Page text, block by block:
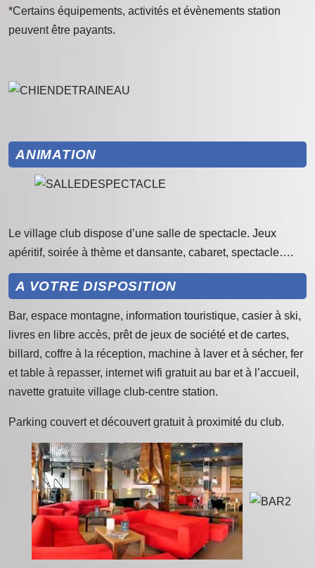
*Certains équipements, activités et évènements station
peuvent être payants.
ANIMATION
Le village club dispose d’une salle de spectacle. Jeux
apéritif, soirée à thème et dansante, cabaret, spectacle….
A VOTRE DISPOSITION
Bar, espace montagne, information touristique, casier à ski,
livres en libre accès, prêt de jeux de société et de cartes,
billard, coffre à la réception, machine à laver et à sécher, fer
et table à repasser, internet wifi gratuit au bar et à l’accueil,
navette gratuite village club-centre station.
Parking couvert et découvert gratuit à proximité du club.